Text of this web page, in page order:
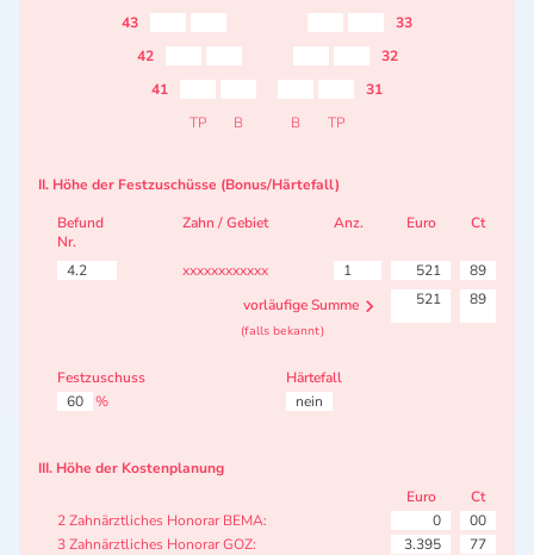
43
33
42
32
41
31
TP
B B TP
II. Höhe der Festzuschüsse (Bonus/Härtefall)
Befund
Nr.
Zahn / Gebiet Anz. Euro Ct
4.2 xxxxxxxxxxxx 1 521
89
vorläufige Summe
521 89
(falls bekannt)
Festzuschuss
60
%
Härtefall
nein
III. Höhe der Kostenplanung
Euro
Ct
2 Zahnärztliches Honorar BEMA:
0
00
3 Zahnärztliches Honorar GOZ:
3.395
77